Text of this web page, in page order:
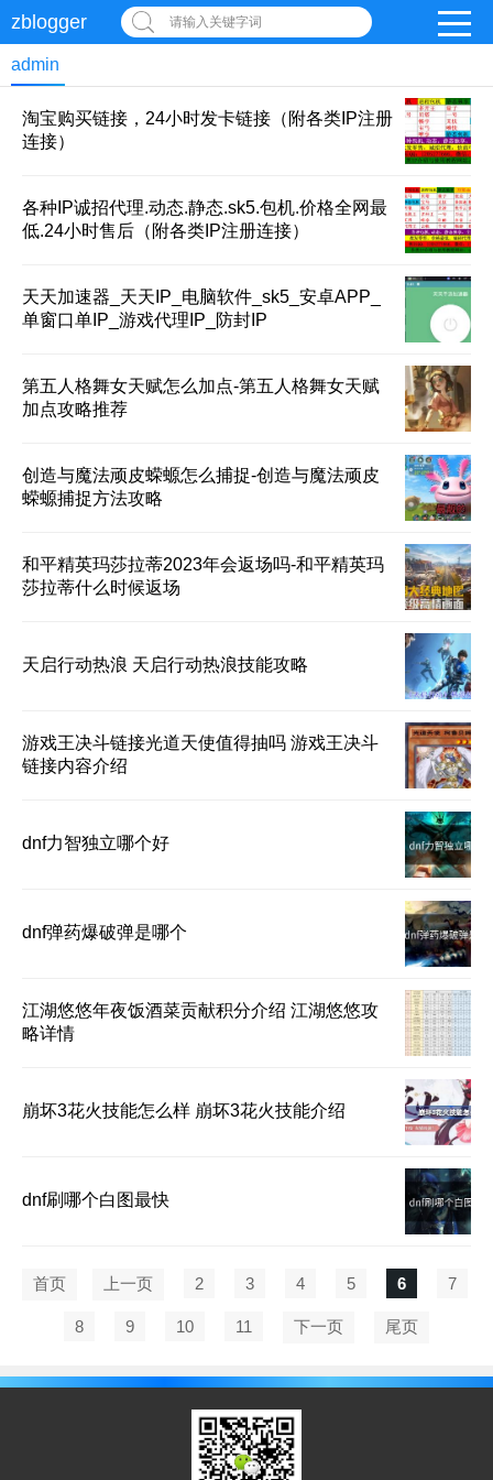
zblogger 请输入关键字词
admin
淘宝购买链接，24小时发卡链接（附各类IP注册
连接）
各种IP诚招代理.动态.静态.sk5.包机.价格全网最
低.24小时售后（附各类IP注册连接）
天天加速器_天天IP_电脑软件_sk5_安卓APP_
单窗口单IP_游戏代理IP_防封IP
第五人格舞女天赋怎么加点-第五人格舞女天赋
加点攻略推荐
创造与魔法顽皮蝾螈怎么捕捉-创造与魔法顽皮
蝾螈捕捉方法攻略
和平精英玛莎拉蒂2023年会返场吗-和平精英玛
莎拉蒂什么时候返场
天启行动热浪 天启行动热浪技能攻略
游戏王决斗链接光道天使值得抽吗 游戏王决斗
链接内容介绍
dnf力智独立哪个好
dnf弹药爆破弹是哪个
江湖悠悠年夜饭酒菜贡献积分介绍 江湖悠悠攻
略详情
崩坏3花火技能怎么样 崩坏3花火技能介绍
dnf刷哪个白图最快
首页 上一页 2 3 4 5 6 7
8 9 10 11 下一页 尾页